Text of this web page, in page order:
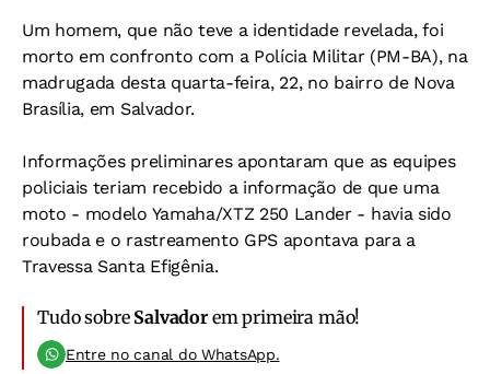
Um homem, que não teve a identidade revelada, foi
morto em confronto com a Polícia Militar (PM-BA), na
madrugada desta quarta-feira, 22, no bairro de Nova
Brasília, em Salvador.
Informações preliminares apontaram que as equipes
policiais teriam recebido a informação de que uma
moto - modelo Yamaha/XTZ 250 Lander - havia sido
roubada e o rastreamento GPS apontava para a
Travessa Santa Efigênia.
Tudo sobre Salvadorem primeira mão!
Entre no canal do WhatsApp.